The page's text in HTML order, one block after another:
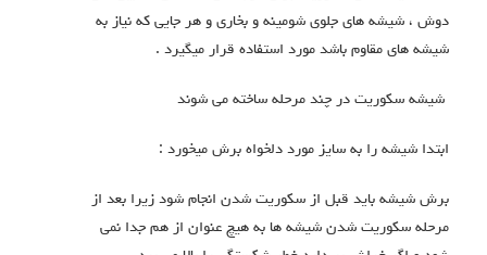
دوش ، شیشه های جلوی شومینه و بخاری و هر جایی که نیاز به
شیشه های مقاوم باشد مورد استفاده قرار میگیرد .
شیشه سکوریت در چند مرحله ساخته می شوند
ابتدا شیشه را به سایز مورد دلخواه برش میخورد :
برش شیشه باید قبل از سکوریت شدن انجام شود زیرا بعد از
مرحله سکوریت شدن شیشه ها به هیچ عنوان از هم جدا نمی